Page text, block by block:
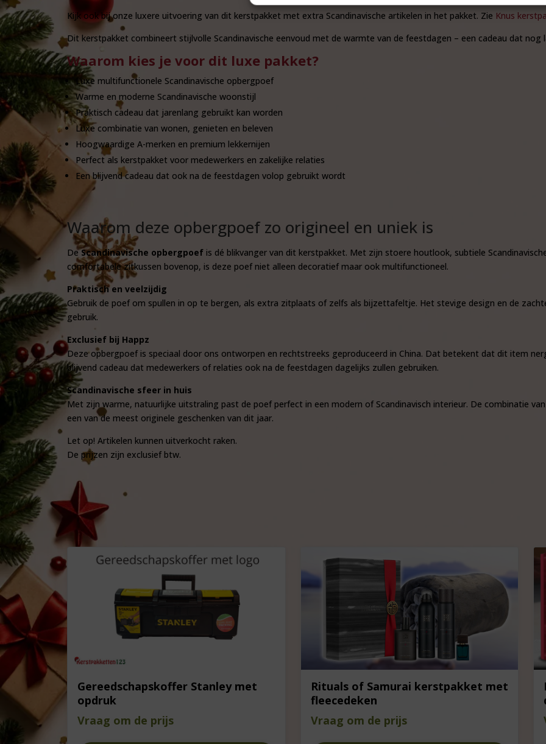
Kijk ook bij onze luxere uitvoering van dit kerstpakket met extra Scandinavische artikelen in het pakket. Zie Knus
Dit kerstpakket combineert stijlvolle Scandinavische eenvoud met de warmte van de feestdagen – een cadeau dat nog
Waarom kies je voor dit luxe pakket?
Luxe multifunctionele Scandinavische opbergpoef
Warme en moderne Scandinavische woonstijl
Praktisch cadeau dat jarenlang gebruikt kan worden
Luxe combinatie van wonen, genieten en beleven
Hoogwaardige A-merken en premium lekkernijen
Perfect als kerstpakket voor medewerkers en zakelijke relaties
Een blijvend cadeau dat ook na de feestdagen volop gebruikt wordt
Waarom deze opbergpoef zo origineel en uniek is
DeScandinavische opbergpoef is dé blikvanger van dit kerstpakket. Met zijn stoere houtlook, subtiele
comfortabele zitkussen bovenop, is deze poef niet alleen decoratief maar ook multifunctioneel.
Praktisch en veelzijdig
Gebruik de poef om spullen in op te bergen, als extra zitplaats of zelfs als bijzettafeltje. Het stevige design en de
gebruik.
Exclusief bij Happz
Deze opbergpoef is speciaal door ons ontworpen en rechtstreeks geproduceerd in China. Dat betekent dat dit item
blijvend cadeau dat medewerkers of relaties ook na de feestdagen dagelijks zullen gebruiken.
Scandinavische sfeer in huis
Met zijn warme, natuurlijke uitstraling past de poef perfect in een modern of Scandinavisch interieur. De combinatie
een van de meest originele geschenken van dit jaar.
Let op! Artikelen kunnen uitverkocht raken.
De prijzen zijn exclusief btw.
Gereedschapskoffer Stanley met
opdruk
Vraag om de prijs
Rituals of Samurai kerstpakket met
fleecedeken
Vraag om de prijs